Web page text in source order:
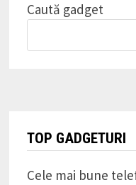
Caută gadget
TOP GADGETURI
Cele mai bune